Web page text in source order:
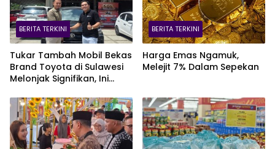
BERITA TERKINI
Tukar Tambah Mobil Bekas
Brand Toyota di Sulawesi
Melonjak Signifikan, Ini
BERITA TERKINI
Harga Emas Ngamuk,
Melejit 7% Dalam Sepekan